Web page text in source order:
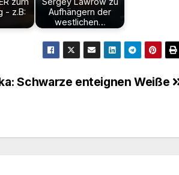
- z.B:
Aufhängern der
westlichen…
Schwarze enteignen Weiße